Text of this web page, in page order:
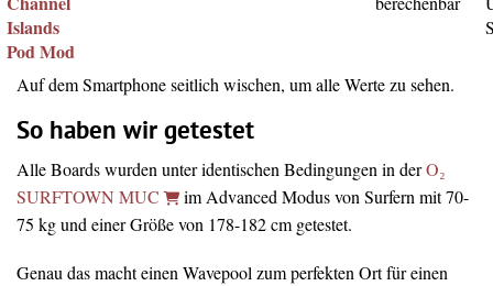
Islands
Pod Mod
Auf dem Smartphone seitlich wischen, um alle Werte zu sehen.
So haben wir getestet
Alle Boards wurden unter identischen Bedingungen in derO₂
SURFTOWN MUC
im Advanced Modus von Surfern mit 70-
75 kg und einer Größe von 178-182 cm getestet.
Genau das macht einen Wavepool zum perfekten Ort für einen